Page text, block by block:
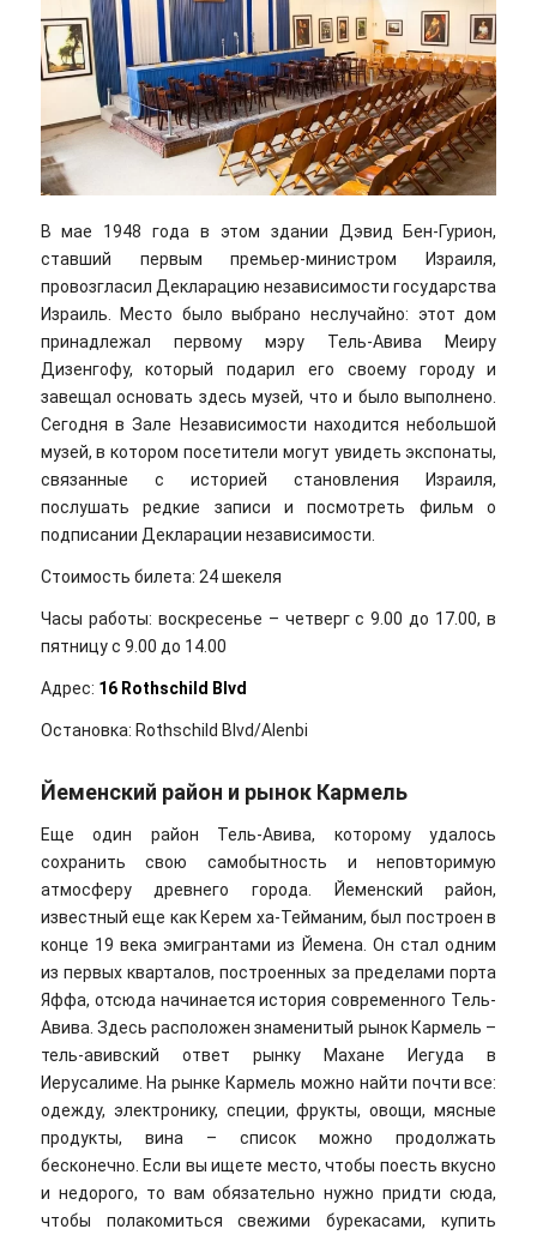
В мае 1948 года в этом здании Дэвид Бен-Гурион,
ставший первым премьер-министром Израиля,
провозгласил Декларацию независимости государства
Израиль. Место было выбрано неслучайно: этот дом
принадлежал первому мэру Тель-Авива Меиру
Дизенгофу, который подарил его своему городу и
завещал основать здесь музей, что и было выполнено.
Сегодня в Зале Независимости находится небольшой
музей, в котором посетители могут увидеть экспонаты,
связанные с историей становления Израиля,
послушать редкие записи и посмотреть фильм о
подписании Декларации независимости.
Стоимость билета: 24 шекеля
Часы работы: воскресенье – четверг с 9.00 до 17.00, в
пятницу с 9.00 до 14.00
Адрес: 16 Rothschild Blvd
Остановка: Rothschild Blvd/Alenbi
Йеменский район и рынок Кармель
Еще один район Тель-Авива, которому удалось
сохранить свою самобытность и неповторимую
атмосферу древнего города. Йеменский район,
известный еще как Керем ха-Тейманим, был построен в
конце 19 века эмигрантами из Йемена. Он стал одним
из первых кварталов, построенных за пределами порта
Яффа, отсюда начинается история современного Тель-
Авива. Здесь расположен знаменитый рынок Кармель –
тель-авивский ответ рынку Махане Иегуда в
Иерусалиме. На рынке Кармель можно найти почти все:
одежду, электронику, специи, фрукты, овощи, мясные
продукты, вина – список можно продолжать
бесконечно. Если вы ищете место, чтобы поесть вкусно
и недорого, то вам обязательно нужно придти сюда,
чтобы полакомиться свежими бурекасами, купить